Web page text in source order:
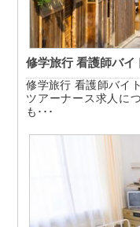
修学旅行 看護師バイ
修学旅行 看護師バイ
ツアーナース求人に
も･･･